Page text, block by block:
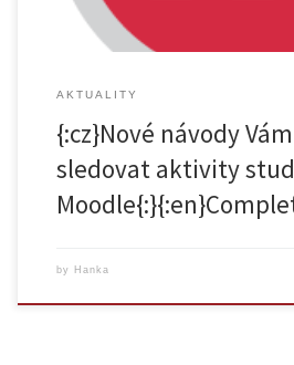
AKTUALITY
{:cz}Nové návody
sledovat aktivity
by Hanka